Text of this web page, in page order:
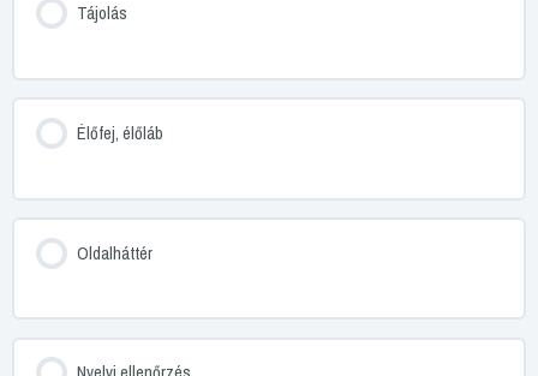
Tájolás
Élőfej, élőláb
Oldalháttér